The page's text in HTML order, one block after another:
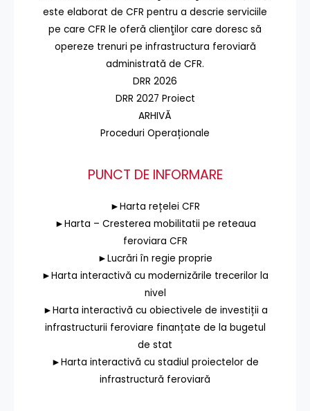
este elaborat de CFR pentru a descrie serviciile
pe care CFR le oferă clienţilor care doresc să
opereze trenuri pe infrastructura feroviară
administrată de CFR.
DRR 2026
DRR 2027 Proiect
ARHIVĂ
Proceduri Operaționale
PUNCT DE INFORMARE
►Harta rețelei CFR
►Harta – Cresterea mobilitatii pe reteaua
feroviara CFR
►Lucrări în regie proprie
►Harta interactivă cu modernizările trecerilor la
nivel
►Harta interactivă cu obiectivele de investiții a
infrastructurii feroviare finanțate de la bugetul
de stat
►Harta interactivă cu stadiul proiectelor de
infrastructură feroviară